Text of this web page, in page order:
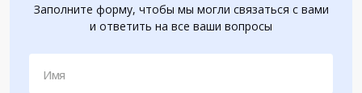
Заполните форму, чтобы мы могли связаться с вами
и ответить на все ваши вопросы
Имя